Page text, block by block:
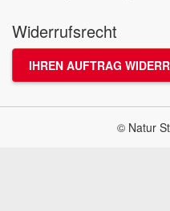
Widerrufsrecht
IHREN AUFTRAG
© Natur